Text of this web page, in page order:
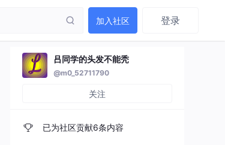
加入社区 登录
吕同学的头发不能秃
@m0_52711790
关注
已为社区贡献6条内容